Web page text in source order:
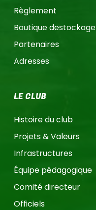
Règlement
Boutique destockage
Partenaires
Adresses
LE CLUB
Histoire du club
Projets & Valeurs
Infrastructures
Équipe pédagogique
Comité directeur
Officiels